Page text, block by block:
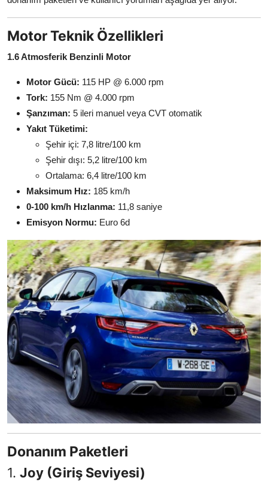
Motor Teknik Özellikleri
1.6 Atmosferik Benzinli Motor
Motor Gücü: 115 HP @ 6.000 rpm
Tork: 155 Nm @ 4.000 rpm
Şanzıman: 5 ileri manuel veya CVT otomatik
Yakıt Tüketimi:
Şehir içi: 7,8 litre/100 km
Şehir dışı: 5,2 litre/100 km
Ortalama: 6,4 litre/100 km
Maksimum Hız: 185 km/h
0-100 km/h Hızlanma: 11,8 saniye
Emisyon Normu: Euro 6d
Donanım Paketleri
1. Joy (Giriş Seviyesi)